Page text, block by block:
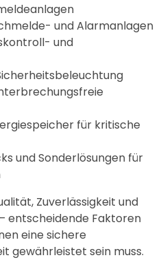
und Alarmanlagen
und
für kritische
und Sonderlösungen für
Zuverlässigkeit und
entscheidende Faktoren
eine sichere
gewährleistet sein muss.